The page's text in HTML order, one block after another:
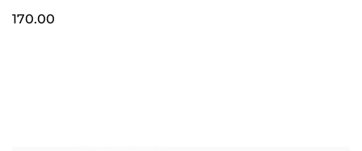
170.00